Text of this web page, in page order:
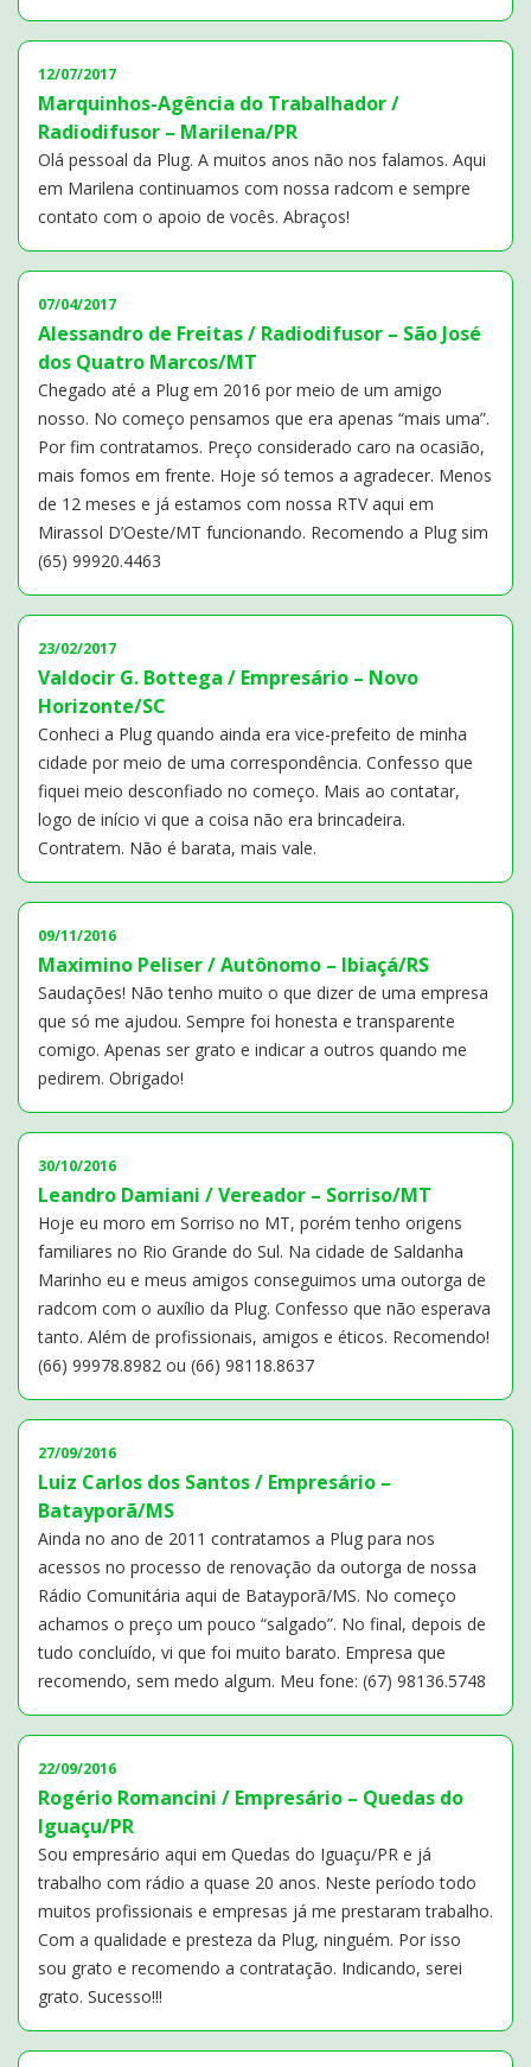
12/07/2017
Marquinhos-Agência do Trabalhador /
Radiodifusor – Marilena/PR
Olá pessoal da Plug. A muitos anos não nos falamos. Aqui
em Marilena continuamos com nossa radcom e sempre
contato com o apoio de vocês. Abraços!
07/04/2017
Alessandro de Freitas / Radiodifusor – São José
dos Quatro Marcos/MT
Chegado até a Plug em 2016 por meio de um amigo
nosso. No começo pensamos que era apenas “mais uma”.
Por fim contratamos. Preço considerado caro na ocasião,
mais fomos em frente. Hoje só temos a agradecer. Menos
de 12 meses e já estamos com nossa RTV aqui em
Mirassol D’Oeste/MT funcionando. Recomendo a Plug sim
(65) 99920.4463
23/02/2017
Valdocir G. Bottega / Empresário – Novo
Horizonte/SC
Conheci a Plug quando ainda era vice-prefeito de minha
cidade por meio de uma correspondência. Confesso que
fiquei meio desconfiado no começo. Mais ao contatar,
logo de início vi que a coisa não era brincadeira.
Contratem. Não é barata, mais vale.
09/11/2016
Maximino Peliser / Autônomo – Ibiaçá/RS
Saudações! Não tenho muito o que dizer de uma empresa
que só me ajudou. Sempre foi honesta e transparente
comigo. Apenas ser grato e indicar a outros quando me
pedirem. Obrigado!
30/10/2016
Leandro Damiani / Vereador – Sorriso/MT
Hoje eu moro em Sorriso no MT, porém tenho origens
familiares no Rio Grande do Sul. Na cidade de Saldanha
Marinho eu e meus amigos conseguimos uma outorga de
radcom com o auxílio da Plug. Confesso que não esperava
tanto. Além de profissionais, amigos e éticos. Recomendo!
(66) 99978.8982 ou (66) 98118.8637
27/09/2016
Luiz Carlos dos Santos / Empresário –
Batayporã/MS
Ainda no ano de 2011 contratamos a Plug para nos
acessos no processo de renovação da outorga de nossa
Rádio Comunitária aqui de Batayporã/MS. No começo
achamos o preço um pouco “salgado”. No final, depois de
tudo concluído, vi que foi muito barato. Empresa que
recomendo, sem medo algum. Meu fone: (67) 98136.5748
22/09/2016
Rogério Romancini / Empresário – Quedas do
Iguaçu/PR
Sou empresário aqui em Quedas do Iguaçu/PR e já
trabalho com rádio a quase 20 anos. Neste período todo
muitos profissionais e empresas já me prestaram trabalho.
Com a qualidade e presteza da Plug, ninguém. Por isso
sou grato e recomendo a contratação. Indicando, serei
grato. Sucesso!!!